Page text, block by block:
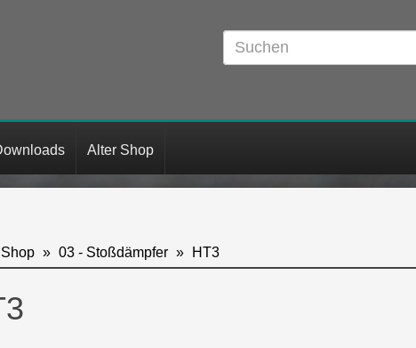
Alter Shop
Shop 03 - Stoßdämpfer HT3